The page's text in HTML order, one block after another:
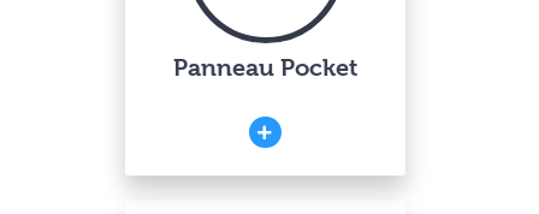
Panneau Pocket